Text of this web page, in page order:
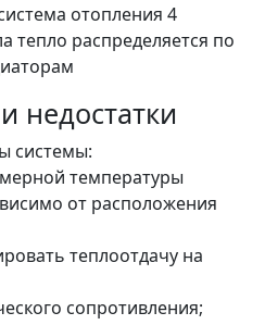
тепло распределяется по
недостатки
системы:
температуры
от расположения
теплоотдачу на
сопротивления;